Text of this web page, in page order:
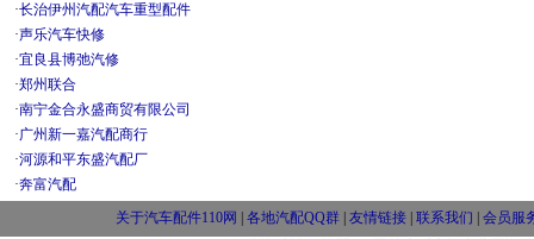
·长治伊州汽配汽车重型配件
·声乐汽车快修
·宜良县博弛汽修
·郑州联合
·南宁金合永盛商贸有限公司
·广州新一嘉汽配商行
·河源和平东盛汽配厂
·奔富汽配
关于汽车配件110网 各地汽配QQ群 友情链接 联系我们
会员服